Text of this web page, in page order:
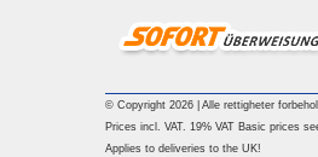
© Copyright 2026 | Alle rettigheter
Prices incl. VAT. 19% VAT Basic prices
Applies to deliveries to the UK!